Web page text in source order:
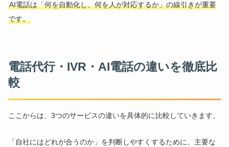
AI電話は「何を自動化し、何を人が対応するか」の線引きが重要
です。
電話代行・IVR・AI電話の違いを徹底比
較
ここからは、3つのサービスの違いを具体的に比較していきます。
「自社にはどれが合うのか」を判断しやすくするために、主要な